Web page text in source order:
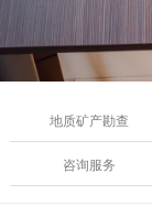
地质矿产勘查
咨询服务